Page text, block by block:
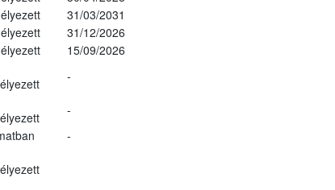
31/03/2031
31/12/2026
15/09/2026
-
-
-